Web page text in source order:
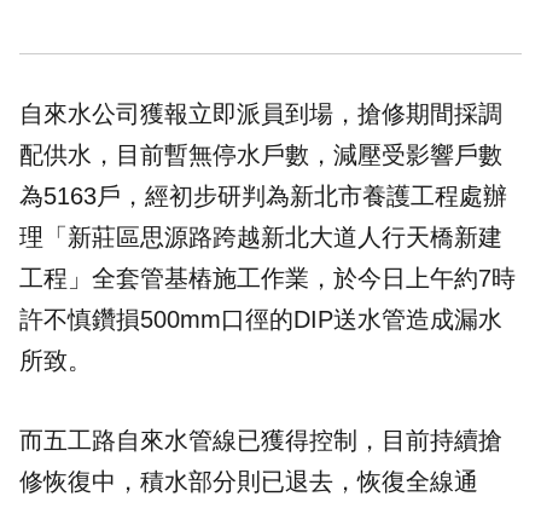
自來水公司獲報立即派員到場，搶修期間採調
配供水，目前暫無停水戶數，減壓受影響戶數
為5163戶，經初步研判為新北市養護工程處辦
理「新莊區思源路跨越新北大道人行天橋新建
工程」全套管基樁施工作業，於今日上午約7時
許不慎鑽損500mm口徑的DIP送水管造成漏水
所致。
而五工路自來水管線已獲得控制，目前持續搶
修恢復中，積水部分則已退去，恢復全線通